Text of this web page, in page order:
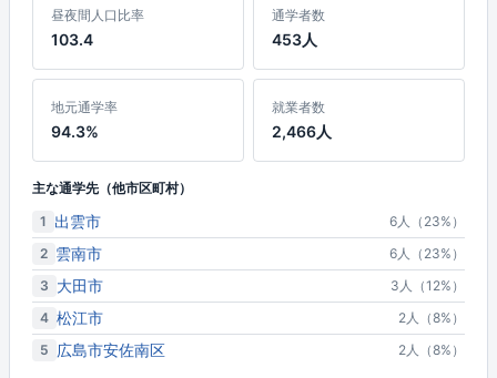
昼夜間人口比率
103.4
通学者数
453人
地元通学率
94.3%
就業者数
2,466人
主な通学先（他市区町村）
1 出雲市
6人（23%）
2 雲南市
6人（23%）
3 大田市
3人（12%）
4 松江市
2人（8%）
5 広島市安佐南区 2人（8%）